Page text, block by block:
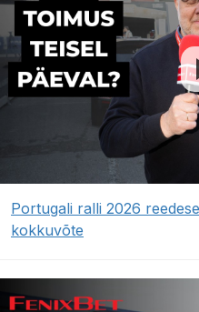
Portugali ralli 2026
kokkuvõte